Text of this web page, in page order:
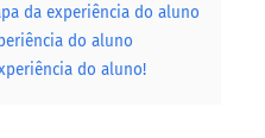
da experiência do aluno
do aluno
do aluno!